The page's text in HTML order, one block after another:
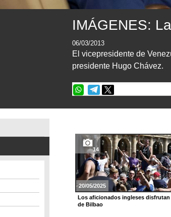
IMÁGENES:
06/03/2013
El vicepresidente de
presidente Hugo Chávez.
14
20/05/2025
Los aficionados ingleses disfrutan
de Bilbao